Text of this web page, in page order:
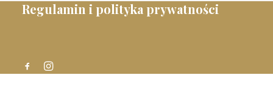
Regulamin i polityka prywatności